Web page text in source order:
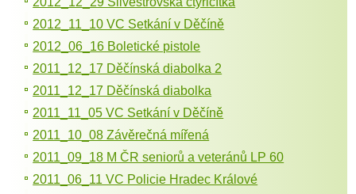
2012_11_10 VC Setkání v Děčíně
2012_06_16 Boletické pistole
2011_12_17 Děčínská diabolka 2
2011_12_17 Děčínská diabolka
2011_11_05 VC Setkání v Děčíně
2011_10_08 Závěrečná mířená
2011_09_18 M ČR seniorů a veteránů LP 60
2011_06_11 VC Policie Hradec Králové